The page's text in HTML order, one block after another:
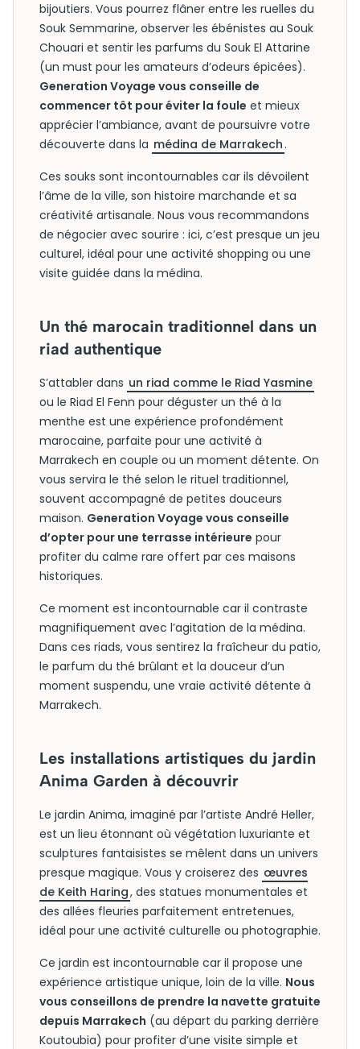
bijoutiers. Vous pourrez flâner entre les ruelles du
Souk Semmarine, observer les ébénistes au Souk
Chouari et sentir les parfums du Souk El Attarine
(un must pour les amateurs d’odeurs épicées).
Generation Voyage vous conseille de
commencer tôt pour éviter la foule et mieux
apprécier l’ambiance, avant de poursuivre votre
découverte dans la médina de Marrakech .
Ces souks sont incontournables car ils dévoilent
l’âme de la ville, son histoire marchande et sa
créativité artisanale. Nous vous recommandons
de négocier avec sourire : ici, c’est presque un jeu
culturel, idéal pour une activité shopping ou une
visite guidée dans la médina.
Un thé marocain traditionnel dans un
riad authentique
S’attabler dans un riad comme le Riad Yasmine
ou le Riad El Fenn pour déguster un thé à la
menthe est une expérience profondément
marocaine, parfaite pour une activité à
Marrakech en couple ou un moment détente. On
vous servira le thé selon le rituel traditionnel,
souvent accompagné de petites douceurs
maison. Generation Voyage vous conseille
d’opter pour une terrasse intérieure pour
profiter du calme rare offert par ces maisons
historiques.
Ce moment est incontournable car il contraste
magnifiquement avec l’agitation de la médina.
Dans ces riads, vous sentirez la fraîcheur du patio,
le parfum du thé brûlant et la douceur d’un
moment suspendu, une vraie activité détente à
Marrakech.
Les installations artistiques du jardin
Anima Garden à découvrir
Le jardin Anima, imaginé par l’artiste André Heller,
est un lieu étonnant où végétation luxuriante et
sculptures fantaisistes se mêlent dans un univers
presque magique. Vous y croiserez des œuvres
de Keith Haring, des statues monumentales et
des allées fleuries parfaitement entretenues,
idéal pour une activité culturelle ou photographie.
Ce jardin est incontournable car il propose une
expérience artistique unique, loin de la ville. Nous
vous conseillons de prendre la navette gratuite
depuis Marrakech (au départ du parking derrière
Koutoubia) pour profiter d’une visite simple et